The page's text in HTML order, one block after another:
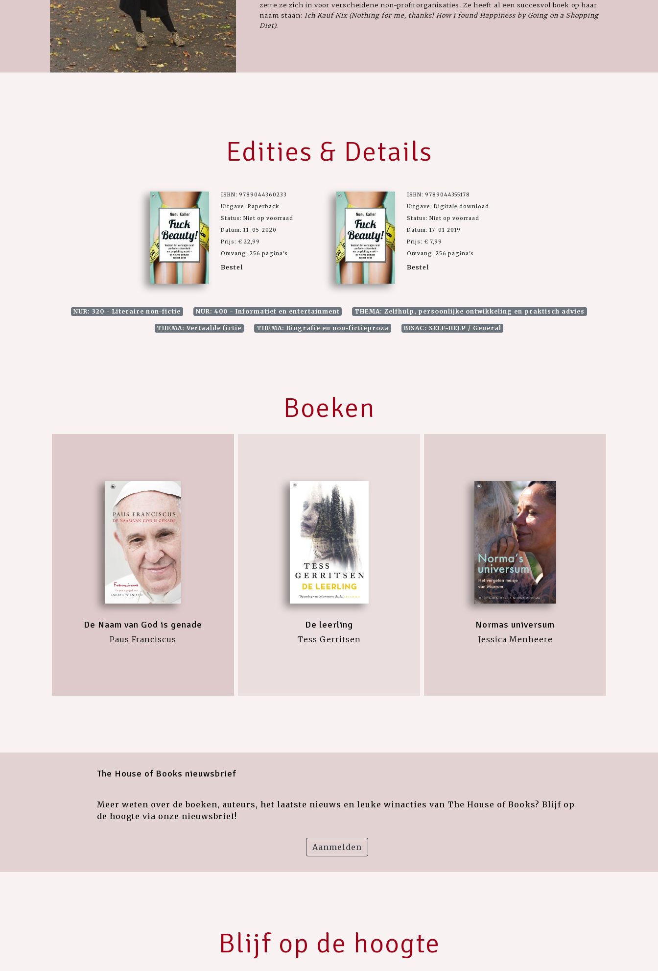
zette ze zich in voor verscheidene non-profitorganisaties. Ze heeft al een succesvol boek op haar
naam staan: Ich Kauf Nix (Nothing for me, thanks! How i found Happiness by Going on a Shopping
Diet).
Edities & Details
ISBN: 9789044360233
Uitgave: Paperback
Status: Niet op voorraad
Datum: 11-05-2020
Prijs: € 22,99
Omvang: 256 pagina's
Bestel
ISBN: 9789044355178
Uitgave: Digitale download
Status: Niet op voorraad
Datum: 17-01-2019
Prijs: € 7,99
Omvang: 256 pagina's
Bestel
NUR: 320 - Literaire non-fictie NUR: 400 - Informatief en entertainment THEMA: Zelfhulp, persoonlijke ontwikkeling en praktisch advies
THEMA: Vertaalde fictie THEMA: Biografie en non-fictieproza BISAC: SELF-HELP / General
Boeken
De Naam van God is genade
Paus Franciscus
De leerling
Tess Gerritsen
Normas universum
Jessica Menheere
The House of Books nieuwsbrief
Meer weten over de boeken, auteurs, het laatste nieuws en leuke winacties van The House of Books? Blijf op
de hoogte via onze nieuwsbrief!
Aanmelden
Blijf op de hoogte